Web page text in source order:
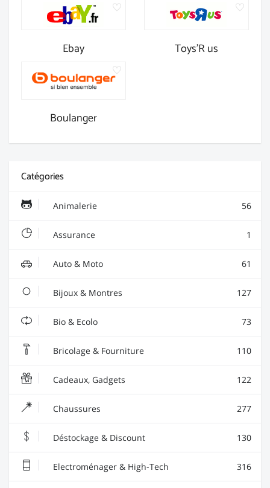
Ebay Toys'R us
Boulanger
Catégories
Animalerie 56
Assurance 1
Auto & Moto 61
Bijoux & Montres 127
Bio & Ecolo 73
Bricolage & Fourniture 110
Cadeaux, Gadgets 122
Chaussures 277
Déstockage & Discount 130
Electroménager & High-Tech 316